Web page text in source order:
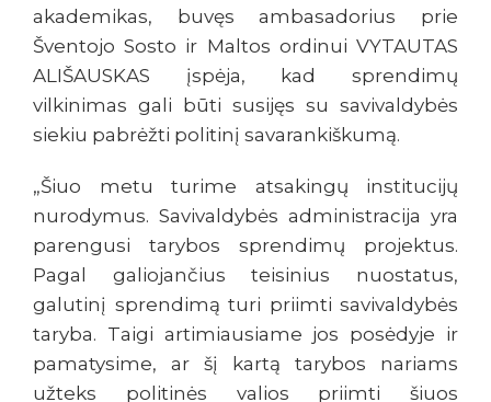
akademikas, buvęs ambasadorius prie
Šventojo Sosto ir Maltos ordinui VYTAUTAS
ALIŠAUSKAS įspėja, kad sprendimų
vilkinimas gali būti susijęs su savivaldybės
siekiu pabrėžti politinį savarankiškumą.
„Šiuo metu turime atsakingų institucijų
nurodymus. Savivaldybės administracija yra
parengusi tarybos sprendimų projektus.
Pagal galiojančius teisinius nuostatus,
galutinį sprendimą turi priimti savivaldybės
taryba. Taigi artimiausiame jos posėdyje ir
pamatysime, ar šį kartą tarybos nariams
užteks politinės valios priimti šiuos